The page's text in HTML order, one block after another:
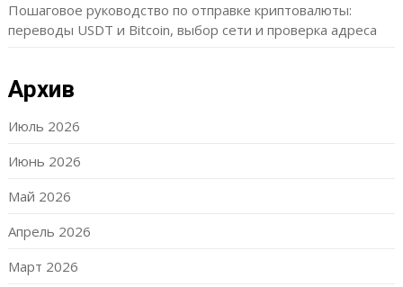
Пошаговое руководство по отправке криптовалюты:
переводы USDT и Bitcoin, выбор сети и проверка адреса
Архив
Июль 2026
Июнь 2026
Май 2026
Апрель 2026
Март 2026